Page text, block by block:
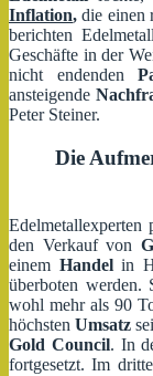
Inflation, die einen
berichten
Geschäfte in der
nicht endenden
ansteigende
Peter Steiner.
Die
Edelmetallexperten
den Verkauf von
einem Handelin
überboten werden.
wohl mehr als 90
höchstenUmsatz
Gold Council. In
fortgesetzt. Im